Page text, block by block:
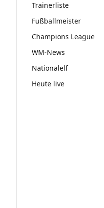
Trainerliste
Fußballmeister
Champions League
WM-News
Nationalelf
Heute live